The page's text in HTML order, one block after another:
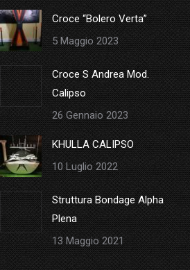
Croce “Bolero Verta”
5 Maggio 2023
Croce S Andrea Mod.
Calipso
26 Gennaio 2023
KHULLA CALIPSO
10 Luglio 2022
Struttura Bondage Alpha
Plena
13 Maggio 2021